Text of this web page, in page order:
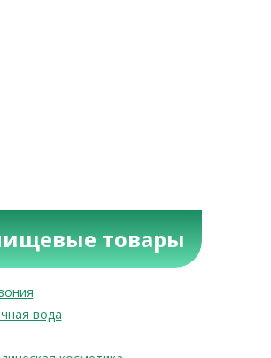
товары
вода